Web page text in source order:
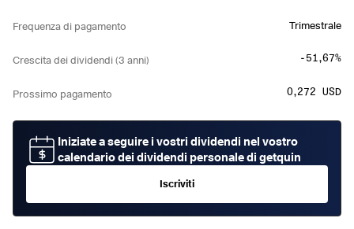
Frequenza di pagamento Trimestrale
Crescita dei dividendi (3 anni) -51,67%
Prossimo pagamento 0,272 USD
Iniziate a seguire i vostri dividendi nel vostro
calendario dei dividendi personale di getquin
Iscriviti